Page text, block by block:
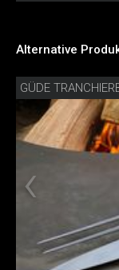
Alternative
GÜDE